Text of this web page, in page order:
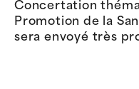
Concertation
Promotion de la
sera envoyé très